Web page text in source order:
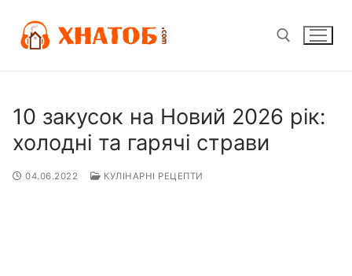
вмісту
10 закусок на Новий 2026 рік:
холодні та гарячі страви
04.06.2022 КУЛІНАРНІ РЕЦЕПТИ